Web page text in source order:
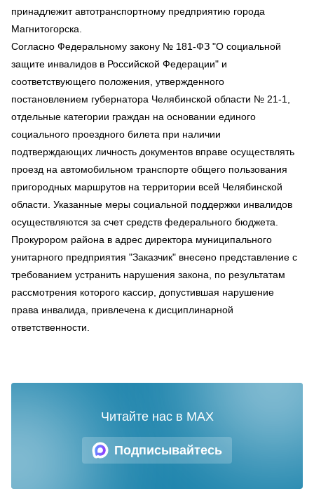
принадлежит автотранспортному предприятию города
Магнитогорска.
Согласно Федеральному закону № 181-ФЗ "О социальной
защите инвалидов в Российской Федерации" и
соответствующего положения, утвержденного
постановлением губернатора Челябинской области № 21-1,
отдельные категории граждан на основании единого
социального проездного билета при наличии
подтверждающих личность документов вправе осуществлять
проезд на автомобильном транспорте общего пользования
пригородных маршрутов на территории всей Челябинской
области. Указанные меры социальной поддержки инвалидов
осуществляются за счет средств федерального бюджета.
Прокурором района в адрес директора муниципального
унитарного предприятия "Заказчик" внесено представление с
требованием устранить нарушения закона, по результатам
рассмотрения которого кассир, допустившая нарушение
права инвалида, привлечена к дисциплинарной
ответственности.
Подписывайтесь
Читайте нас в MAX